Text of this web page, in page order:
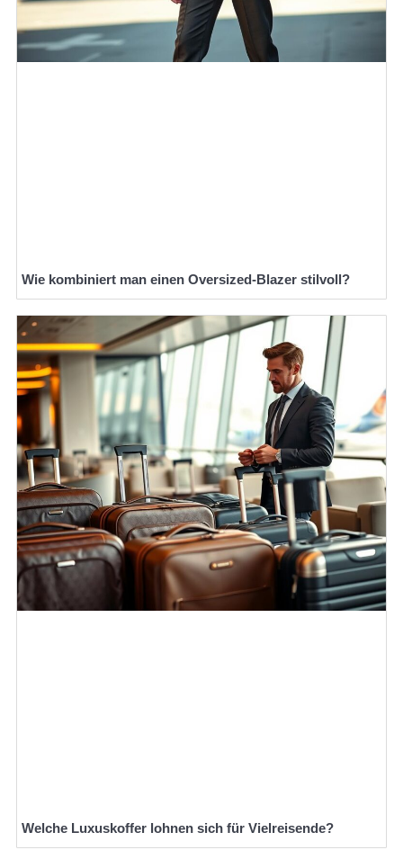
Wie kombiniert man einen Oversized-Blazer stilvoll?
Welche Luxuskoffer lohnen sich für Vielreisende?